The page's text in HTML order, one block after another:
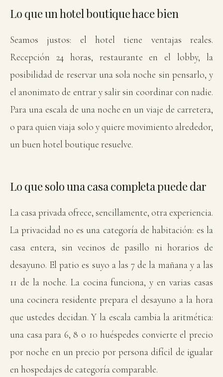
Lo que un hotel boutique hace bien
Seamos justos: el hotel tiene ventajas reales.
Recepción 24 horas, restaurante en el lobby, la
posibilidad de reservar una sola noche sin pensarlo, y
el anonimato de entrar y salir sin coordinar con nadie.
Para una escala de una noche en un viaje de carretera,
o para quien viaja solo y quiere movimiento alrededor,
un buen hotel boutique resuelve.
Lo que solo una casa completa puede dar
La casa privada ofrece, sencillamente, otra experiencia.
La privacidad no es una categoría de habitación: es la
casa entera, sin vecinos de pasillo ni horarios de
desayuno. El patio es suyo a las 7 de la mañana y a las
11 de la noche. La cocina funciona, y en varias casas
una cocinera residente prepara el desayuno a la hora
que ustedes decidan. Y la escala cambia la aritmética:
una casa para 6, 8 o 10 huéspedes convierte el precio
por noche en un precio por persona difícil de igualar
en hospedajes de categoría comparable.